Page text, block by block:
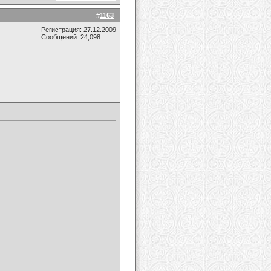
#1163
Регистрация: 27.12.2009
Сообщений: 24,098